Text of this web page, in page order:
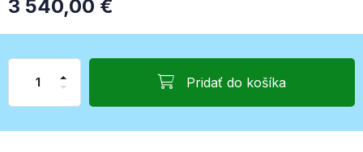
3 540,00 €
Pridať do košíka